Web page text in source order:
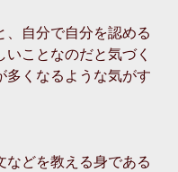
自分で自分を認める
いことなのだと気づく
多くなるような気がす
どを教える身である